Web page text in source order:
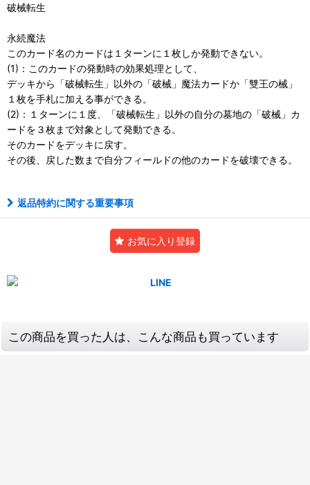
破械転生
永続魔法
このカード名のカードは１ターンに１枚しか発動できない。
(1)：このカードの発動時の効果処理として、
デッキから「破械転生」以外の「破械」魔法カードか「雙王の械」
１枚を手札に加える事ができる。
(2)：１ターンに１度、「破械転生」以外の自分の墓地の「破械」カ
ードを３枚まで対象として発動できる。
そのカードをデッキに戻す。
その後、戻した数まで自分フィールドの他のカードを破壊できる。
返品特約に関する重要事項
お気に入り登録
この商品を買った人は、こんな商品も買っています